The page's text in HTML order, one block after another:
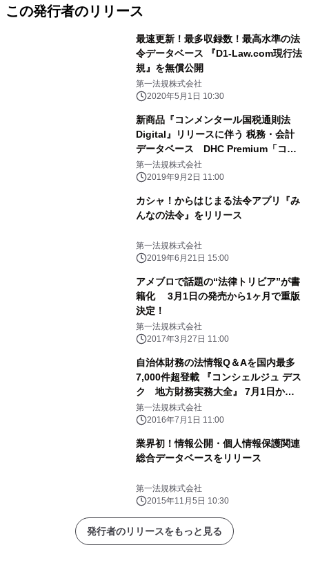
この発行者のリリース
最速更新！最多収録数！最高水準の法
令データベース 『D1-Law.com現行法
規』を無償公開
第一法規株式会社
2020年5月1日 10:30
新商品『コンメンタール国税通則法
Digital』リリースに伴う 税務・会計
データベース DHC Premium「コン
メンタールシリーズ」 完成記念発表会
を2019年9月6日(金)に開催
第一法規株式会社
2019年9月2日 11:00
カシャ！からはじまる法令アプリ『み
んなの法令』をリリース
第一法規株式会社
2019年6月21日 15:00
アメブロで話題の“法律トリビア”が書
籍化 3月1日の発売から1ヶ月で重版
決定！
第一法規株式会社
2017年3月27日 11:00
自治体財務の法情報Q＆Aを国内最多
7,000件超登載 『コンシェルジュ デス
ク 地方財務実務大全』 7月1日から
提供開始
第一法規株式会社
2016年7月1日 11:00
業界初！情報公開・個人情報保護関連
総合データベースをリリース
第一法規株式会社
2015年11月5日 10:30
発行者のリリースをもっと見る